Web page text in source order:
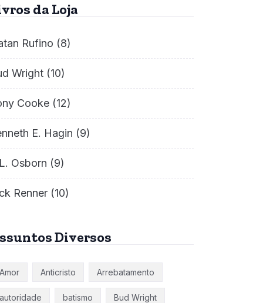
da Loja
Rufino (8)
Wright (10)
Cooke (12)
E. Hagin (9)
Osborn (9)
Renner (10)
Diversos
Amor Anticristo Arrebatamento
autoridade batismo Bud Wright